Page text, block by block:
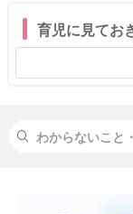
育児に見てお